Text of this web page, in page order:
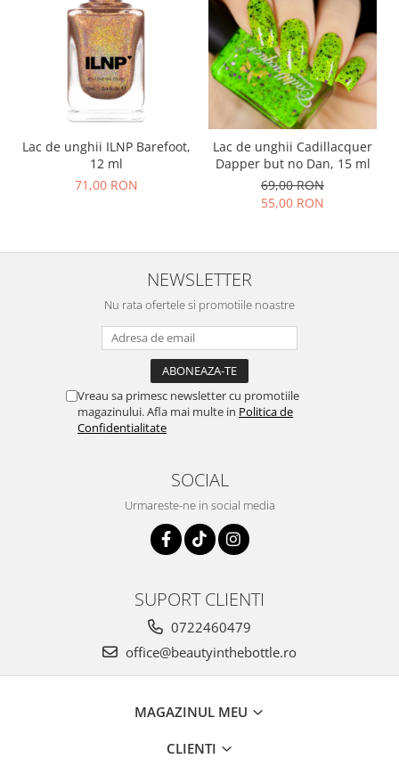
Lac de unghii ILNP Barefoot,
12 ml
71,00 RON
Lac de unghii Cadillacquer
Dapper but no Dan, 15 ml
69,00 RON
55,00 RON
NEWSLETTER
Nu rata ofertele si promotiile noastre
Vreau sa primesc newsletter cu promotiile
magazinului. Afla mai multe in Politica de
Confidentialitate
SOCIAL
Urmareste-ne in social media
SUPORT CLIENTI
0722460479
office@beautyinthebottle.ro
MAGAZINUL MEU
CLIENTI